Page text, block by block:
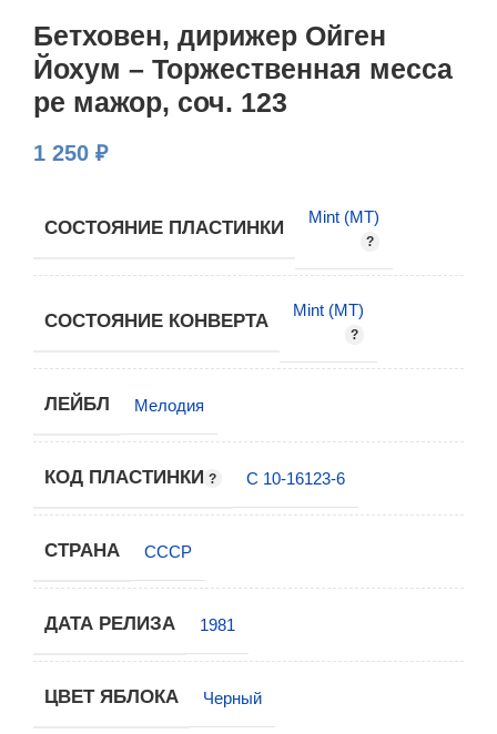
Бетховен, дирижер Ойген
Йохум – Торжественная месса
ре мажор, соч. 123
1 250 ₽
СОСТОЯНИЕ ПЛАСТИНКИ
Mint (MT)
СОСТОЯНИЕ КОНВЕРТА
Mint (MT)
ЛЕЙБЛ Мелодия
КОД ПЛАСТИНКИ С 10-16123-6
СТРАНА СССР
ДАТА РЕЛИЗА 1981
ЦВЕТ ЯБЛОКА Черный